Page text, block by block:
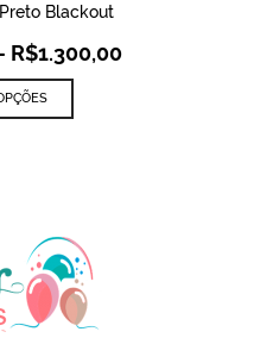
Blackout
R$1.300,00